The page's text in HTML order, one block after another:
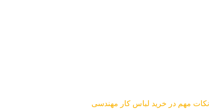
نکات مهم در خرید لباس کار مهندسی